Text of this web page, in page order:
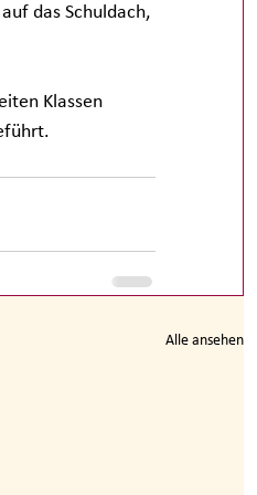
das Schuldach,
Klassen
Alle ansehen